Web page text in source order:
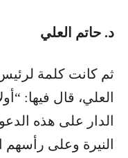
د. حاتم العلي
ثم كانت كلمة
العلي، قال فيها:
الدار على هذه
النيرة وعلى رأسهم